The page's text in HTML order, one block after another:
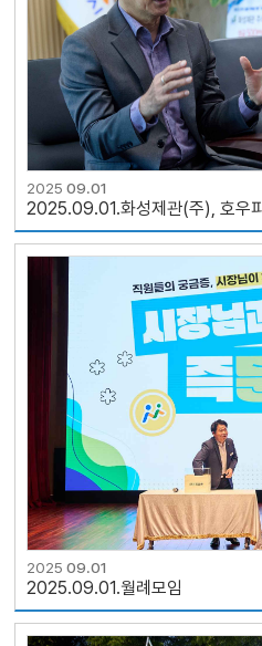
202509.01
2025.09.01.화성제관(주), 호우
202509.01
2025.09.01.월례모임